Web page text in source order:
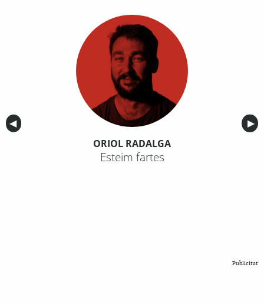
Anterior
◀︎ ▶︎
ORIOL RADALGA
Esteim fartes
Publicitat